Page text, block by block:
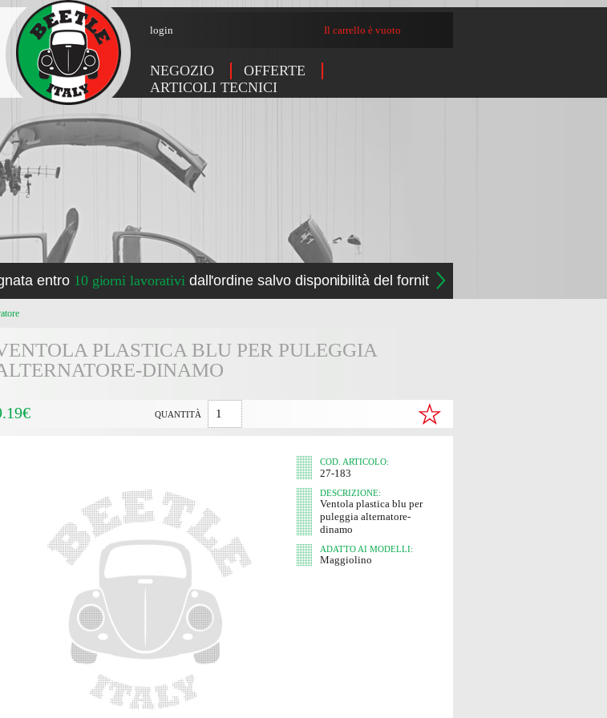
Il carrello è vuoto
login
NEGOZIO
OFFERTE
ARTICOLI TECNICI
entro 10 giorni lavoratividall'ordine salvo disponibilità del fornitore
PLASTICA BLU PER PULEGGIA
DINAMO
QUANTITÀ
COD. ARTICOLO:
27-183
DESCRIZIONE:
Ventola plastica blu per
puleggia alternatore-
dinamo
ADATTO AI MODELLI:
Maggiolino